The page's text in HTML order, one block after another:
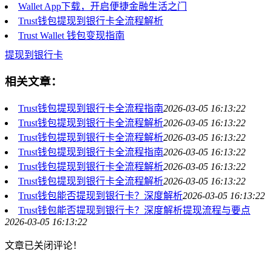
Wallet App下载，开启便捷金融生活之门
Trust钱包提现到银行卡全流程解析
Trust Wallet 钱包变现指南
提现到银行卡
相关文章：
Trust钱包提现到银行卡全流程指南2026-03-05 16:13:22
Trust钱包提现到银行卡全流程解析2026-03-05 16:13:22
Trust钱包提现到银行卡全流程解析2026-03-05 16:13:22
Trust钱包提现到银行卡全流程指南2026-03-05 16:13:22
Trust钱包提现到银行卡全流程解析2026-03-05 16:13:22
Trust钱包提现到银行卡全流程解析2026-03-05 16:13:22
Trust钱包能否提现到银行卡？深度解析2026-03-05 16:13:22
Trust钱包能否提现到银行卡？深度解析提现流程与要点
2026-03-05 16:13:22
文章已关闭评论！